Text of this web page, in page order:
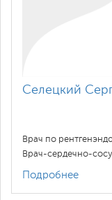
Селецкий
Врач по
Врач-сердечно-
Подробнее